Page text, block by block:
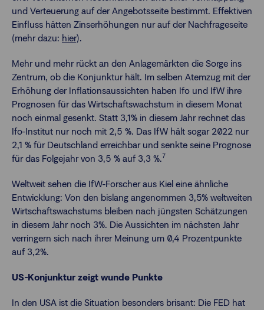
und Verteuerung auf der Angebotsseite bestimmt. Effektiven
Einfluss hätten Zinserhöhungen nur auf der Nachfrageseite
(mehr dazu: hier).
Mehr und mehr rückt an den Anlagemärkten die Sorge ins
Zentrum, ob die Konjunktur hält. Im selben Atemzug mit der
Erhöhung der Inflationsaussichten haben Ifo und IfW ihre
Prognosen für das Wirtschaftswachstum in diesem Monat
noch einmal gesenkt. Statt 3,1% in diesem Jahr rechnet das
Ifo-Institut nur noch mit 2,5 %. Das IfW hält sogar 2022 nur
2,1 % für Deutschland erreichbar und senkte seine Prognose
für das Folgejahr von 3,5 % auf 3,3 %.7
Weltweit sehen die IfW-Forscher aus Kiel eine ähnliche
Entwicklung: Von den bislang angenommen 3,5% weltweiten
Wirtschaftswachstums bleiben nach jüngsten Schätzungen
in diesem Jahr noch 3%. Die Aussichten im nächsten Jahr
verringern sich nach ihrer Meinung um 0,4 Prozentpunkte
auf 3,2%.
US-Konjunktur zeigt wunde Punkte
In den USA ist die Situation besonders brisant: Die FED hat